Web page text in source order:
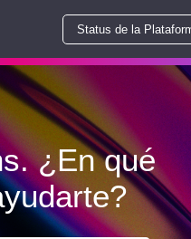
Status de la
¿En qué